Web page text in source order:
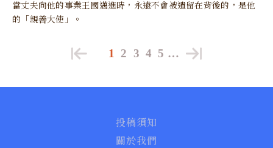
當丈夫向他的事業王國邁進時，永遠不會被遺留在背後的，是他
的「親善大使」。
1 2 3 4 5 …
投稿須知
關於我們